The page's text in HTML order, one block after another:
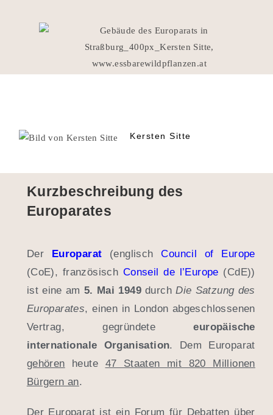
Kersten Sitte
Kurzbeschreibung des
Europarates
Der Europarat (englischCouncil of Europe
(CoE), französisch Conseil de l’Europe (CdE))
ist eine am 5. Mai 1949durchDie Satzung des
Europarates, einen in London abgeschlossenen
Vertrag, gegründeteeuropäische
internationale Organisation. Dem Europarat
gehören heute 47 Staaten mit 820 Millionen
Bürgern an.
Der Europarat ist ein Forum für Debatten über